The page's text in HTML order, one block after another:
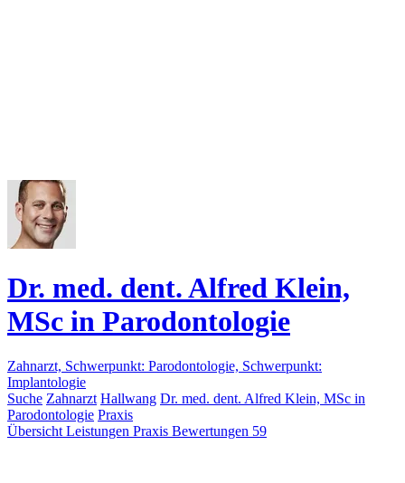
Dr. med. dent. Alfred Klein,
MSc in Parodontologie
Zahnarzt, Schwerpunkt: Parodontologie, Schwerpunkt:
Implantologie
Suche Zahnarzt Hallwang Dr. med. dent. Alfred Klein, MSc in
Parodontologie Praxis
Übersicht Leistungen Praxis Bewertungen 59